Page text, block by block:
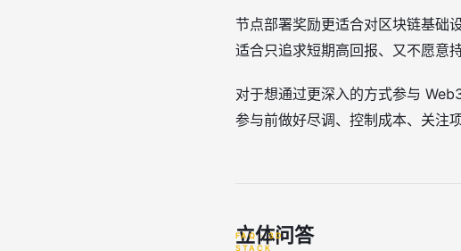
节点部署奖励更适合对区块链基础
适合只追求短期高回报、又不愿意
对于想通过更深入的方式参与
参与前做好尽调、控制成本、关注
立体问答